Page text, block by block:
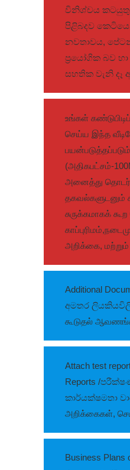
විනිශ්චය කටයුතු
පිළිබදව
නවතාවය,
ප්‍රයෝගික බව
සහතික වැනි දෑ
உங்கள்
செய்ய இந்த
(அதிகபட்சம்-
அனைத்து
தகவல்களுடனும்
சுருக்கமாகக்
அறிக்கை,
Additional
අමතර
கூடுதல்
Attach test
Reports /
කාර්යක්ෂමතා
அறிக்கைகள்,
Business Plans